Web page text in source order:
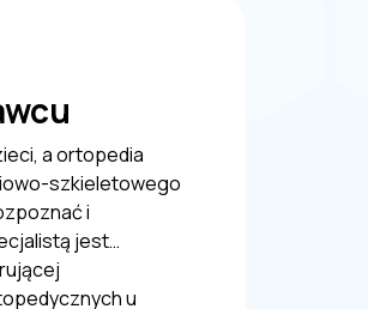
a ortopedia
szkieletowego
i
jest…
u